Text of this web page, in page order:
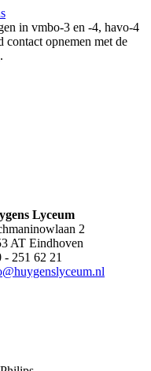
in vmbo-3 en -4, havo-4
opnemen met de
.
Lyceum
2
AT Eindhoven
- 251 62 21